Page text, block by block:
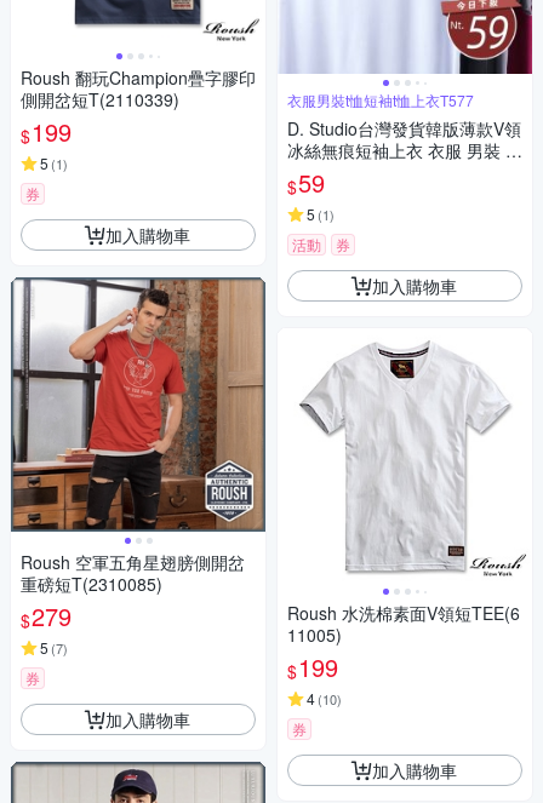
Roush 翻玩Champion疊字膠印
側開岔短T(2110339)
$199
5 (1)
券
加入購物車
Roush 空軍五角星翅膀側開岔
重磅短T(2310085)
$279
5 (7)
券
加入購物車
衣服男裝t恤短袖t恤上衣T577
D. Studio台灣發貨韓版薄款V領
冰絲無痕短袖上衣 衣服 男裝 t
恤 短袖t恤 上衣T577
$59
5 (1)
活動 券
加入購物車
Roush 水洗棉素面V領短TEE(6
11005)
$199
4(10)
券
加入購物車